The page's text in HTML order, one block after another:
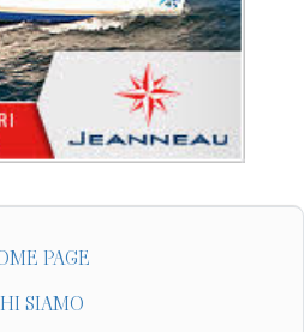
PAGE
SIAMO